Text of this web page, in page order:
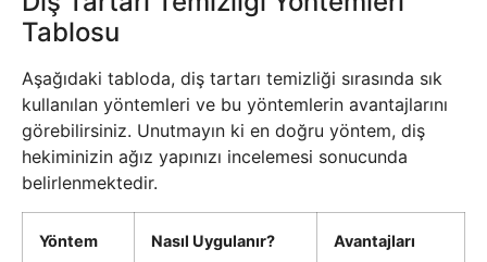
Tablosu
Aşağıdaki tabloda, diş tartarı temizliği sırasında sık
kullanılan yöntemleri ve bu yöntemlerin avantajlarını
görebilirsiniz. Unutmayın ki en doğru yöntem, diş
hekiminizin ağız yapınızı incelemesi sonucunda
belirlenmektedir.
Yöntem Nasıl Uygulanır? Avantajları